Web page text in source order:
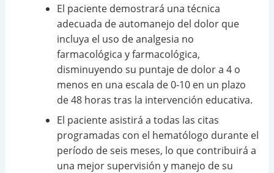
El paciente demostrará una técnica
adecuada de automanejo del dolor que
incluya el uso de analgesia no
farmacológica y farmacológica,
disminuyendo su puntaje de dolor a 4 o
menos en una escala de 0-10 en un plazo
de 48 horas tras la intervención educativa.
El paciente asistirá a todas las citas
programadas con el hematólogo durante el
período de seis meses, lo que contribuirá a
una mejor supervisión y manejo de su